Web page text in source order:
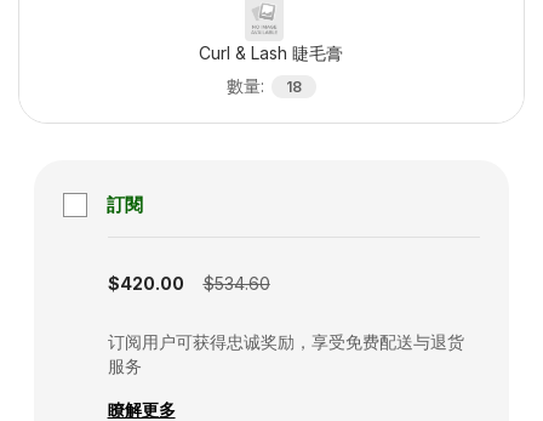
Curl & Lash 睫毛膏
數量: 18
訂閱
$420.00 $534.60
订阅用户可获得忠诚奖励，享受免费配送与退货
服务
瞭解更多